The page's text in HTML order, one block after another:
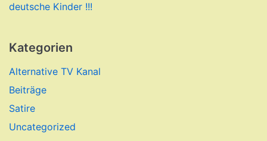
deutsche Kinder !!!
Kategorien
Alternative TV Kanal
Beiträge
Satire
Uncategorized